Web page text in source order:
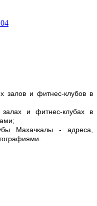
и фитнес-клубов в
и фитнес-клубах в
Махачкалы - адреса,